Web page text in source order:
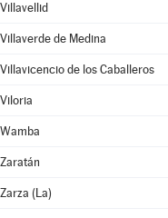
Villavellid
Villaverde de Medina
Villavicencio de los Caballeros
Viloria
Wamba
Zaratán
Zarza (La)